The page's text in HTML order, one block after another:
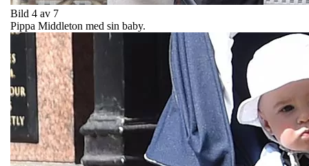
Bild 4 av 7
Pippa Middleton med sin baby.